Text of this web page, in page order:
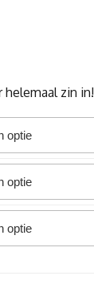
helemaal zin in!